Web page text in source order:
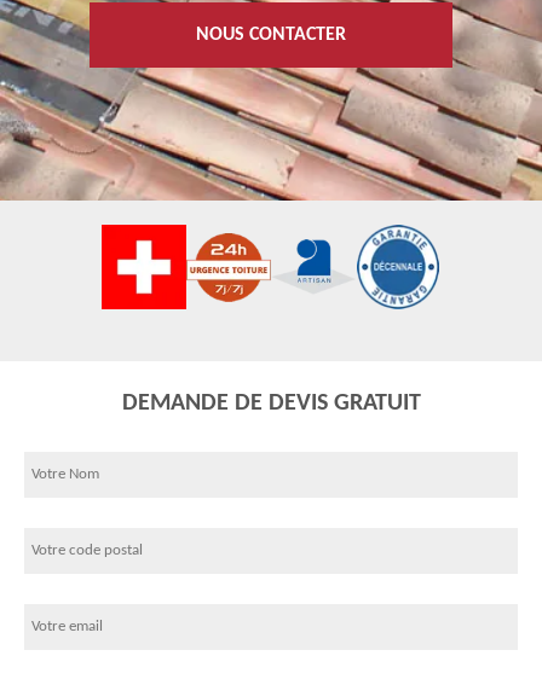
NOUS CONTACTER
DEMANDE DE DEVIS GRATUIT